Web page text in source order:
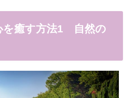
を癒す方法1 自然の